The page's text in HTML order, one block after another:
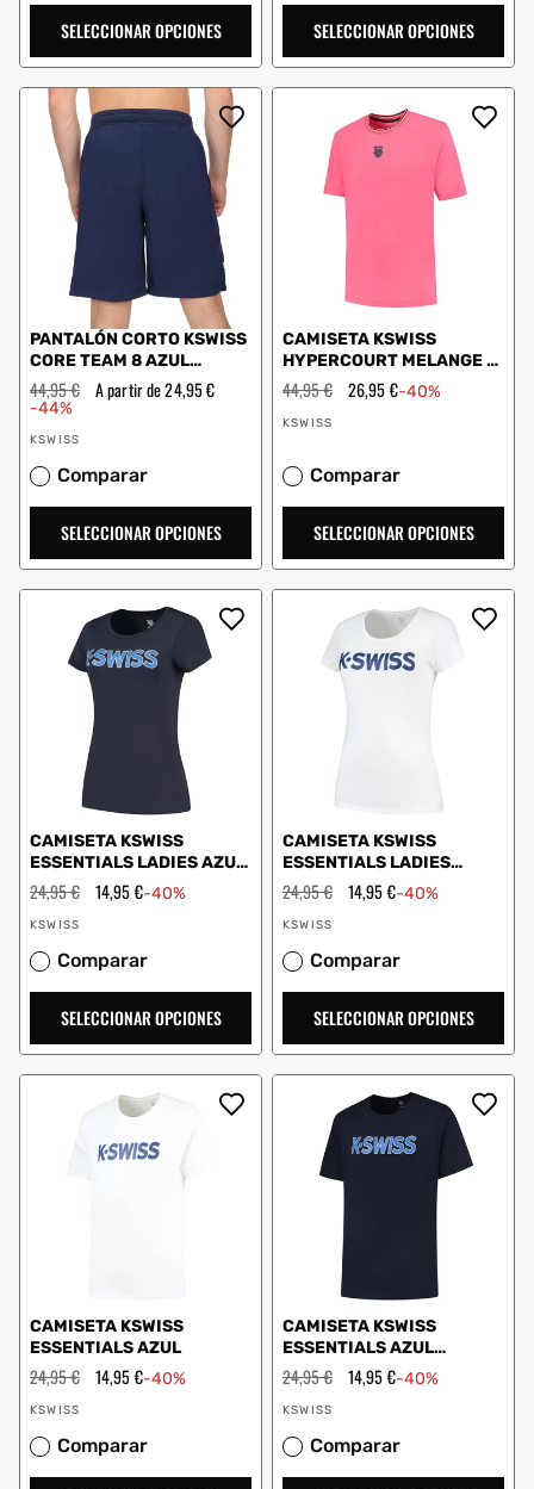
SELECCIONAR OPCIONES SELECCIONAR OPCIONES
PANTALÓN CORTO KSWISS
CORE TEAM 8 AZUL
MARINO
Precio
habitual
44,95 € Precio
de
A partir de 24,95 €
-44%
Proveedor:
KSWISS
Comparar
SELECCIONAR OPCIONES
CAMISETA KSWISS
HYPERCOURT MELANGE 3
PINK
Precio
habitual
44,95 € Precio
26,95 €-40%
Proveedor:
KSWISS
Comparar
SELECCIONAR OPCIONES
CAMISETA KSWISS
ESSENTIALS LADIES AZUL
MARINO
Precio
habitual
24,95 € Precio
de
14,95 €-40%
Proveedor:
KSWISS
Comparar
SELECCIONAR OPCIONES
CAMISETA KSWISS
ESSENTIALS LADIES
BLANCO
Precio
habitual
24,95 € Precio
de
14,95 €-40%
Proveedor:
KSWISS
Comparar
SELECCIONAR OPCIONES
CAMISETA KSWISS
ESSENTIALS AZUL
Precio
habitual
24,95 € Precio
de
14,95 €-40%
Proveedor:
KSWISS
Comparar
CAMISETA KSWISS
ESSENTIALS AZUL
MARINO
Precio
habitual
24,95 € Precio
de
14,95 €-40%
Proveedor:
KSWISS
Comparar